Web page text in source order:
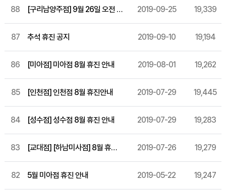
88 [구리남양주점] 9월 26일 오전 휴진 2019-09-25 19,339
87 추석 휴진 공지 2019-09-10 19,194
86 [미아점] 미아점 8월 휴진 안내 2019-08-01 19,262
85 [인천점] 인천점 8월 휴진안내 2019-07-29 19,445
84 [성수점] 성수점 8월 휴진 안내 2019-07-29 19,283
83 [교대점] [하남미사점] 8월 휴진안내 2019-07-26 19,279
82 5월 미아점 휴진 안내 2019-05-22 19,247